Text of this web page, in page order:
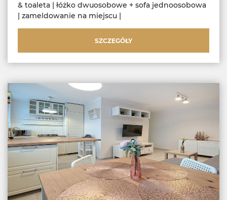
& toaleta | łóżko dwuosobowe + sofa jednoosobowa
| zameldowanie na miejscu |
SZCZEGÓŁY